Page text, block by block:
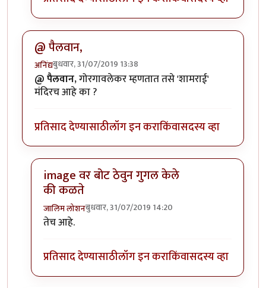
@ पैलवान,
अनिंद्यबुधवार, 31/07/2019 13:38
@ पैलवान,गोरगावलेकर म्हणतात तसे 'शामराई'
मंदिरच आहे का ?
प्रतिसाद देण्यासाठीलॉग इन कराकिंवासदस्य व्हा
image वर बोट ठेवुन गुगल केले
की कळते
जालिम लोशनबुधवार, 31/07/2019 14:20
In reply to
तेच आहे.
प्रतिसाद देण्यासाठीलॉग इन कराकिंवासदस्य व्हा